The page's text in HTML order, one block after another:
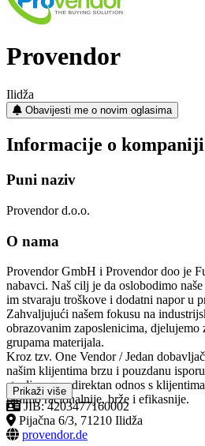
Provendor
Ilidža
Obavijesti me o novim oglasima
Informacije o kompaniji
Puni naziv
Provendor d.o.o.
O nama
Provendor GmbH i Provendor doo je
nabavci. Naš cilj je da oslobodimo
im stvaraju troškove i dodatni napor u
Zahvaljujući našem fokusu na
obrazovanim zaposlenicima, djelujemo
grupama materijala.
Kroz tzv. One Vendor / Jedan
našim klijentima brzu i pouzdanu
stavljamo na direktan odnos s
radimo racionalnije, brže i efikasnije.
Prikaži više
JIB: 4203477160002
Pijačna 6/3, 71210 Ilidža
provendor.de